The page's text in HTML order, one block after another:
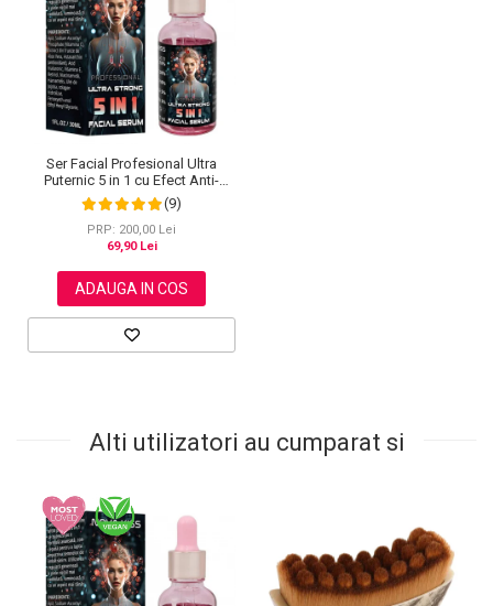
Ser Facial Profesional Ultra
Puternic 5 in 1 cu Efect Anti-
Imbatranire NOVA KISS®, 30 ml
(9)
PRP: 200,00 Lei
69,90 Lei
ADAUGA IN COS
Alti utilizatori au cumparat si